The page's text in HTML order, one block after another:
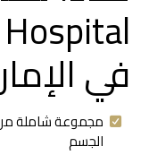
في
مجموعة شاملة
الجسم